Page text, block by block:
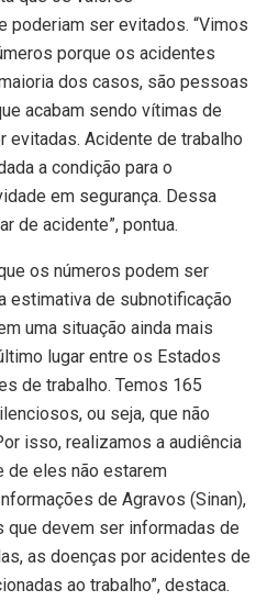
ser evitados. “Vimos
porque os acidentes
dos casos, são pessoas
acabam sendo vítimas de
evitadas. Acidente de trabalho
a condição para o
em segurança. Dessa
de acidente”, pontua.
os números podem ser
estimativa de subnotificação
uma situação ainda mais
lugar entre os Estados
de trabalho. Temos 165
ou seja, que não
isso, realizamos a audiência
de eles não estarem
de Agravos (Sinan),
devem ser informadas de
as doenças por acidentes de
ao trabalho”, destaca.